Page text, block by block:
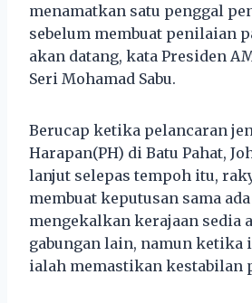
menamatkan satu penggal
sebelum membuat penilaian
akan datang, kata Presiden
Seri Mohamad Sabu.
Berucap ketika pelancaran
Harapan(PH) di Batu Pahat,
lanjut selepas tempoh itu,
membuat keputusan sama
mengekalkan kerajaan sedia
gabungan lain, namun ketika
ialah memastikan kestabilan